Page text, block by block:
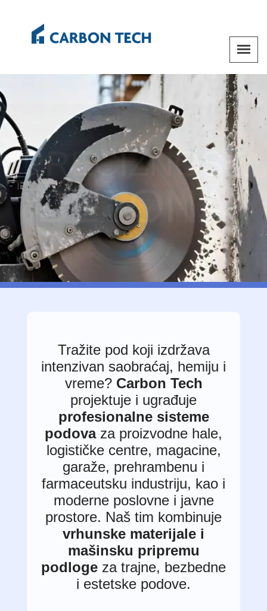
PRECIZNOST
BETONA
Tražite pod koji izdržava
intenzivan saobraćaj, hemiju i
vreme? Carbon Tech
projektuje i ugrađuje
profesionalne sisteme
podovaza proizvodne hale,
logističke centre, magacine,
garaže, prehrambenu i
farmaceutsku industriju, kao i
moderne poslovne i javne
prostore. Naš tim kombinuje
vrhunske materijale i
mašinsku pripremu
podloge za trajne, bezbedne
i estetske podove.